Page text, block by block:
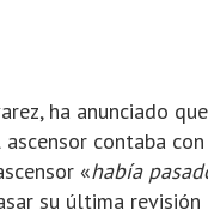
ha anunciado
contaba
«había
su última